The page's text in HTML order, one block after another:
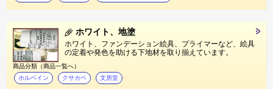
ホワイト、地塗
ホワイト、ファンデーション絵具、プライマーなど、絵具
の定着や発色を助ける下地材を取り揃えています。
商品分類（商品一覧へ）
ホルベイン
クサカベ 文房堂